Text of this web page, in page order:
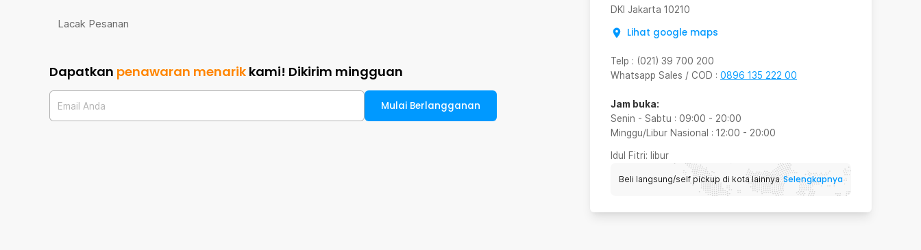
DKI Jakarta 10210
Lihat google maps
Telp : (021) 39 700 200
Whatsapp Sales / COD : 0896 135 222 00
Jam buka:
Senin - Sabtu : 09:00 - 20:00
Minggu/Libur Nasional : 12:00 - 20:00
Idul Fitri: libur
Beli langsung/self pickup di kota lainnya Selengkapnya
Lacak Pesanan
Dapatkan penawaran menarik kami! Dikirim mingguan
Email Anda Mulai Berlangganan